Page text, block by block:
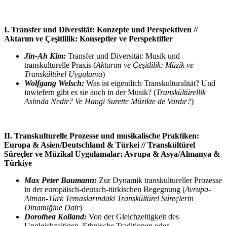
I. Transfer und Diversität: Konzepte und Perspektiven //
Aktarım ve Çeşitlilik: Konseptler ve Perspektifler
Jin-Ah Kim: Transfer und Diversität: Musik und
transkulturelle Praxis (Aktarım ve Çeşitlilik: Müzik ve
Transkültürel Uygulama)
Wolfgang Welsch: Was ist eigentlich Transkulturalität? Und
inwiefern gibt es sie auch in der Musik? (Transkültürellik
Aslında Nedir? Ve Hangi Surette Müzikte de Vardır?)
II. Transkulturelle Prozesse und musikalische Praktiken:
Europa & Asien/Deutschland & Türkei // Transkültürel
Süreçler ve Müzikal Uygulamalar: Avrupa & Asya/Almanya &
Türkiye
Max Peter Baumann: Zur Dynamik transkultureller Prozesse
in der europäisch-deutsch-türkischen Begegnung (Avrupa-
Alman-Türk Temaslarındaki Transkültürel Süreçlerin
Dinamiğine Dair)
Dorothea Kolland: Von der Gleichzeitigkeit des